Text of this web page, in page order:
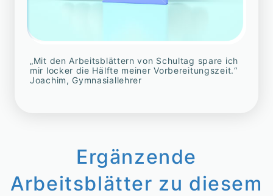
„Mit den Arbeitsblättern von Schultag spare ich
mir locker die Hälfte meiner Vorbereitungszeit.“
Joachim, Gymnasiallehrer
Ergänzende
Arbeitsblätter zu diesem